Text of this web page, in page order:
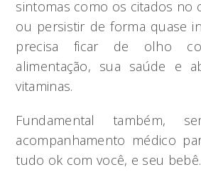
sintomas como os citados no
ou persistir de forma quase
precisa ficar de olho
alimentação, sua saúde e
vitaminas.
Fundamental também,
acompanhamento médico
tudo ok com você, e seu bebê.